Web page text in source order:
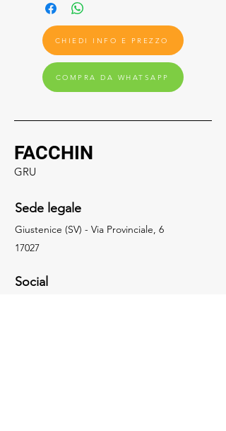
CHIEDI INFO E PREZZO
COMPRA DA WHATSAPP
FACCHIN
GRU
Sede legale
Giustenice (SV) - Via Provinciale, 6
17027
Social